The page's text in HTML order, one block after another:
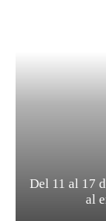
Del 11 al 17
al